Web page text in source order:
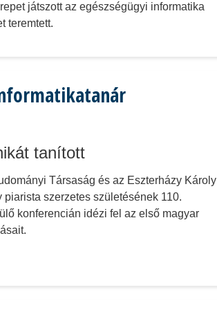
játszott az egészségügyi informatika
teremtett.
tanított
Társaság és az Eszterházy Károly
szerzetes születésének 110.
konferencián idézi fel az első magyar